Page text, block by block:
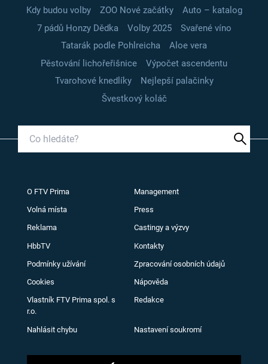
Kdy budou volby
ZOO Nové začátky
Auto – katalog
7 pádů Honzy Dědka
Volby 2025
Svařené víno
Tatarák podle Pohlreicha
Aloe vera
Pěstování lichořeřišnice
Výpočet ascendentu
Tvarohové knedlíky
Nejlepší palačinky
Švestkový koláč
O FTV Prima Management
Volná místa Press
Reklama Castingy a výzvy
HbbTV Kontakty
Podmínky užívání Zpracování osobních údajů
Cookies Nápověda
Vlastník FTV Prima spol. s
r.o.
Redakce
Nahlásit chybu Nastavení soukromí